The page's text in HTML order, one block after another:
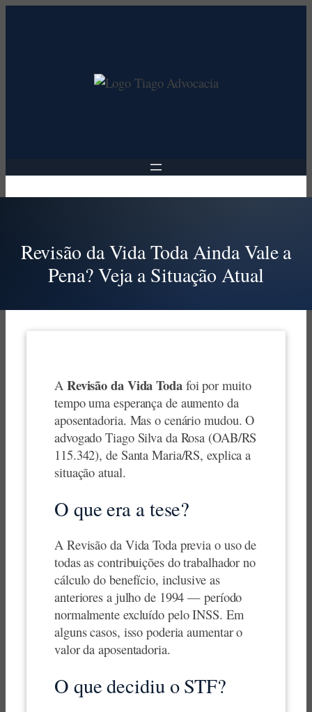
Revisão da Vida Toda Ainda Vale a
Pena? Veja a Situação Atual
A Revisão da Vida Todafoi por muito
tempo uma esperança de aumento da
aposentadoria. Mas o cenário mudou. O
advogado Tiago Silva da Rosa (OAB/RS
115.342), de Santa Maria/RS, explica a
situação atual.
O que era a tese?
A Revisão da Vida Toda previa o uso de
todas as contribuições do trabalhador no
cálculo do benefício, inclusive as
anteriores a julho de 1994 — período
normalmente excluído pelo INSS. Em
alguns casos, isso poderia aumentar o
valor da aposentadoria.
O que decidiu o STF?